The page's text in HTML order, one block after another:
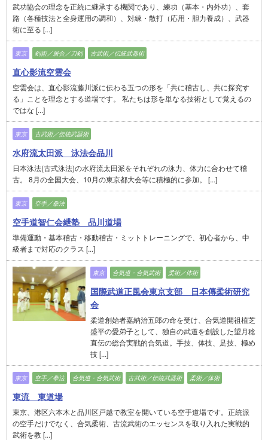
武功協会の理念を正統に継承する機関であり、練功（基本・内外功）、套
路（各種技法と全身運用の調和）、対練・散打（応用・胆力養成）、武器
術に至る [...]
東京 剣術／居合／刀剣 古武術／伝統武器術
直心影流空雲会
空雲会は、直心影流藤川派に伝わる五つの形を「共に稽古し、共に探究す
る」ことを理念とする道場です。 私たちは形を単なる技術として覚えるの
ではな [...]
東京 古武術／伝統武器術
水府流太田派 泳法会品川
日本泳法(古式泳法)の水府流太田派をそれぞれの泳力、体力に合わせて稽
古。 8月の全国大会、10月の東京都大会等に積極的に参加。 [...]
東京 空手／拳法
空手道智仁会紲塾 品川道場
準備運動・基本稽古・移動稽古・ミットトレーニングで、初心者から、中
級者まで対応のクラス [...]
東京 合気道・合気武術 柔術／体術
国際武道正風会東京支部 日本傳柔術研究
会
柔道創始者嘉納治五郎の命を受け、合気道開祖植芝
盛平の愛弟子として、独自の武道を創設した望月稔
直伝の総合実戦的合気道。手技、体技、足技、極め
技 [...]
東京 空手／拳法 合気道・合気武術 古武術／伝統武器術 柔術／体術
東流 東道場
東京、港区六本木と品川区戸越で教室を開いている空手道場です。正統派
の空手だけでなく、合気柔術、古流武術のエッセンスを取り入れた実戦的
武術を教 [...]